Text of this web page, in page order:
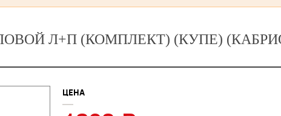
Л+П (КОМПЛЕКТ) (КУПЕ)
ЦЕНА